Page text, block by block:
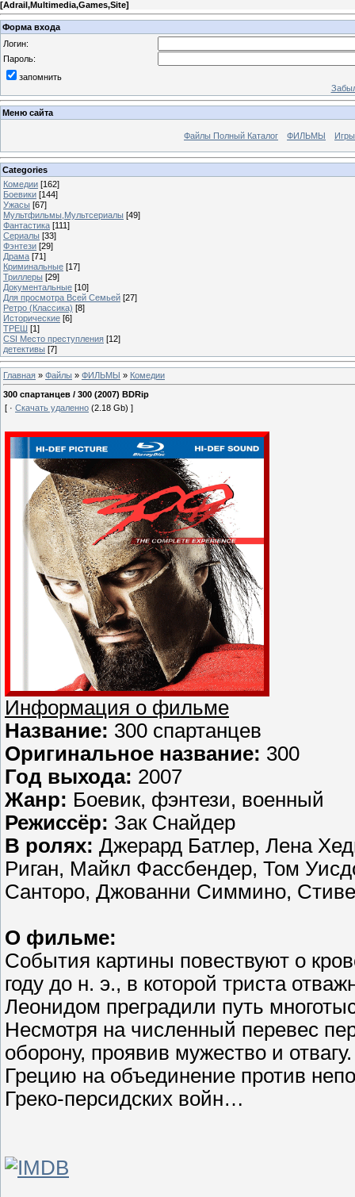
[Adrail,Multimedia,Games,Site]
Форма входа
Логин:
Пароль:
запомнить
Меню сайта
Файлы Полный Каталог ФИЛЬМЫ
Categories
Комедии [162]
Боевики [144]
Ужасы [67]
Мультфильмы,Мультсериалы [49]
Фантастика [111]
Сериалы [33]
Фэнтези [29]
Драма [71]
Криминальные [17]
Триллеры [29]
Документальные [10]
Для просмотра Всей Семьей [27]
Ретро (Классика) [8]
Исторические [6]
ТРЕШ [1]
CSI Место преступления [12]
детективы [7]
Главная » Файлы » ФИЛЬМЫ » Комедии
300 спартанцев / 300 (2007) BDRip
[ · Скачать удаленно (2.18 Gb) ]
Информация о фильме
Название: 300 спартанцев
Оригинальное название: 300
Год выхода: 2007
Жанр: Боевик, фэнтези, военный
Режисcёр: Зак Снайдер
В ролях: Джерард Батлер, Лена
Риган, Майкл Фассбендер, Том
Санторо, Джованни Симмино,
О фильме:
События картины повествуют о
году до н. э., в которой триста
Леонидом преградили путь
Несмотря на численный перевес
оборону, проявив мужество и
Грецию на объединение против
Греко-персидских войн…